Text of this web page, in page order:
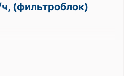
(фильтроблок)